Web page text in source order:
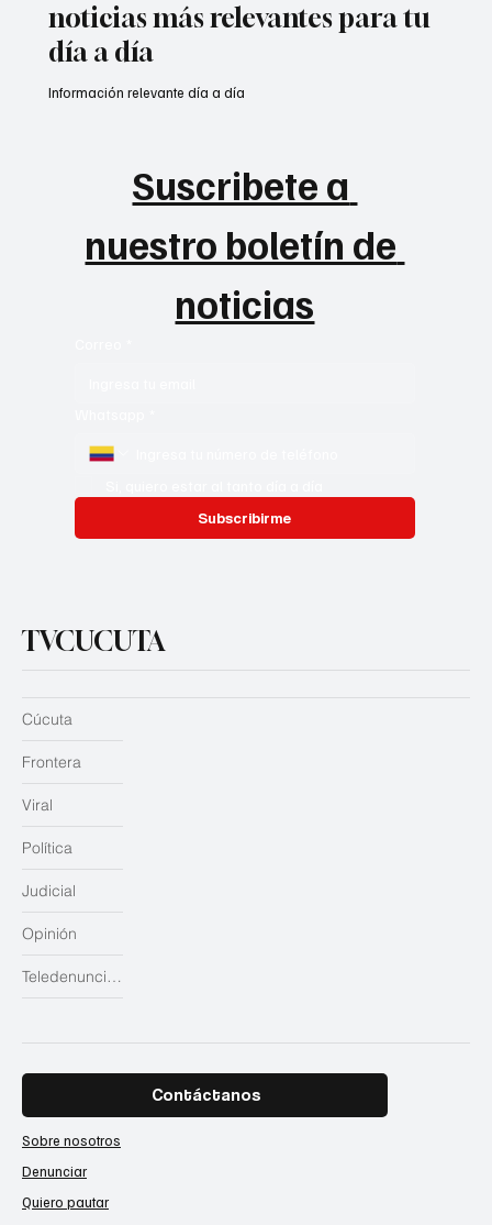
noticias más relevantes para tu
día a día
Suscribete a
nuestro boletín de
noticias
Subscribirme
Información relevante día a día
TVCUCUTA
Judicial
Opinión
Teledenuncias
Cúcuta
Frontera
Viral
Política
Contáctanos
Sobre nosotros
Denunciar
Quiero pautar